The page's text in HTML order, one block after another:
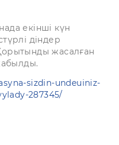
екінші күн
діндер
жасалған
sizdin-undeuiniz-
287345/